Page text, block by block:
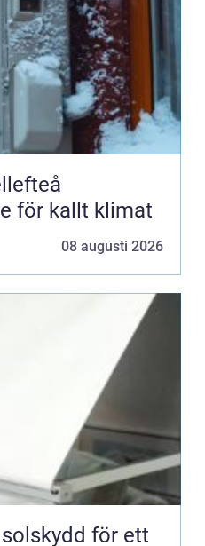
för kallt klimat
08 augusti 2026